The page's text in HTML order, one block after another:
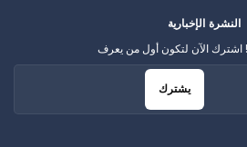
النشرة الإخبارية
اشترك الآن لتكون أول من يعرف
يشترك